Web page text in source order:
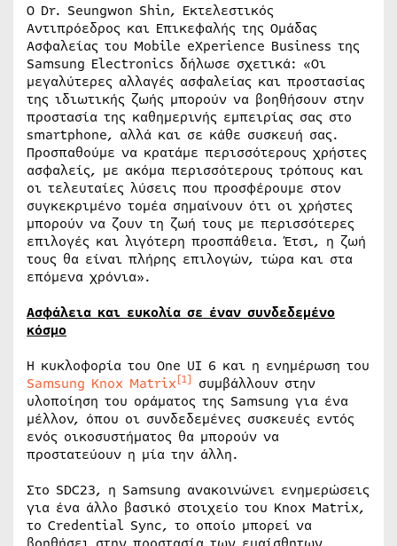
Ο Dr. Seungwon Shin, Εκτελεστικός
Αντιπρόεδρος και Επικεφαλής της Ομάδας
Ασφαλείας του Mobile eXperience Business της
Samsung Electronics δήλωσε σχετικά: «Οι
μεγαλύτερες αλλαγές ασφαλείας και προστασίας
της ιδιωτικής ζωής μπορούν να βοηθήσουν στην
προστασία της καθημερινής εμπειρίας σας στο
smartphone, αλλά και σε κάθε συσκευή σας.
Προσπαθούμε να κρατάμε περισσότερους χρήστες
ασφαλείς, με ακόμα περισσότερους τρόπους και
οι τελευταίες λύσεις που προσφέρουμε στον
συγκεκριμένο τομέα σημαίνουν ότι οι χρήστες
μπορούν να ζουν τη ζωή τους με περισσότερες
επιλογές και λιγότερη προσπάθεια. Έτσι, η ζωή
τους θα είναι πλήρης επιλογών, τώρα και στα
επόμενα χρόνια».
Ασφάλεια και ευκολία σε έναν συνδεδεμένο
κόσμο
Η κυκλοφορία του One UI 6 και η ενημέρωση του
Samsung Knox Matrix[1] συμβάλλουν στην
υλοποίηση του οράματος της Samsung για ένα
μέλλον, όπου οι συνδεδεμένες συσκευές εντός
ενός οικοσυστήματος θα μπορούν να
προστατεύουν η μία την άλλη.
Στο SDC23, η Samsung ανακοινώνει ενημερώσεις
για ένα άλλο βασικό στοιχείο του Knox Matrix,
το Credential Sync, το οποίο μπορεί να